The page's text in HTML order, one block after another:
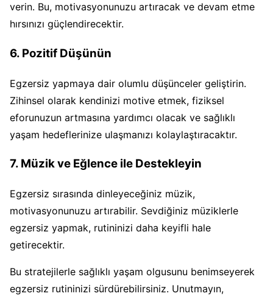
verin. Bu, motivasyonunuzu artıracak ve devam etme
hırsınızı güçlendirecektir.
6. Pozitif Düşünün
Egzersiz yapmaya dair olumlu düşünceler geliştirin.
Zihinsel olarak kendinizi motive etmek, fiziksel
eforunuzun artmasına yardımcı olacak ve sağlıklı
yaşam hedeflerinize ulaşmanızı kolaylaştıracaktır.
7. Müzik ve Eğlence ile Destekleyin
Egzersiz sırasında dinleyeceğiniz müzik,
motivasyonunuzu artırabilir. Sevdiğiniz müziklerle
egzersiz yapmak, rutininizi daha keyifli hale
getirecektir.
Bu stratejilerle sağlıklı yaşam olgusunu benimseyerek
egzersiz rutininizi sürdürebilirsiniz. Unutmayın,